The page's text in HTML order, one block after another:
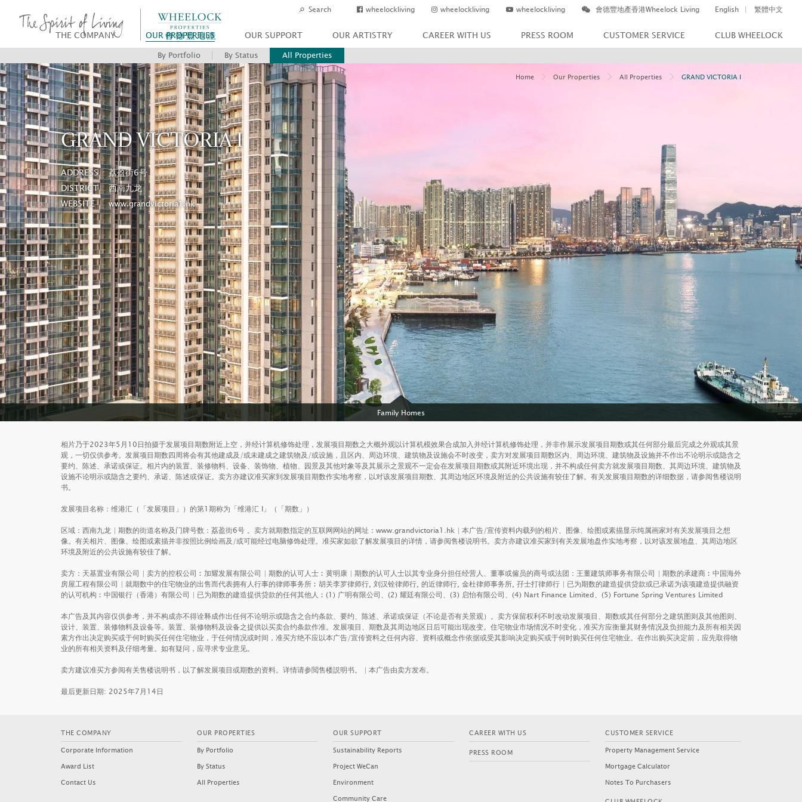
wheelockliving wheelockliving wheelockliving 會德豐地產香港Wheelock Living English 繁體中文
THE COMPANY OUR PROPERTIES
By Portfolio By Status All Properties
OUR SUPPORT OUR ARTISTRY CAREER WITH US PRESS ROOM CUSTOMER SERVICE CLUB WHEELOCK
Home Our Properties All Properties GRAND VICTORIA I
GRAND VICTORIA I
ADDRESS
荔盈街6号
DISTRICT
西南九龙
WEBSITE
www.grandvictoria1.hk
Family Homes
FAMILY HOMES
Only in the warmth of family can one define what is truly valuable.
(PHASE 6A - MONT BLUE)
相片乃于2023年5月10日拍摄于发展项目期数附近上空，并经计算机修饰处理，发展项目期数之大概外观以计算机模效果合成加入并经计算机修饰处理，并非作展示发展项目期数或其任何部分最后完成之外观或其景
观，一切仅供参考。发展项目期数四周将会有其他建成及/或未建成之建筑物及/或设施，且区内、周边环境、建筑物及设施会不时改变，卖方对发展项目期数区内、周边环境、建筑物及设施并不作出不论明示或隐含之
要约、陈述、承诺或保证。相片内的装置、装修物料、设备、装饰物、植物、园景及其他对象等及其展示之景观不一定会在发展项目期数或其附近环境出现，并不构成任何卖方就发展项目期数、其周边环境、建筑物及
设施不论明示或隐含之要约、承诺、陈述或保证。卖方亦建议准买家到发展项目期数作实地考察，以对该发展项目期数、其周边地区环境及附近的公共设施有较佳了解。有关发展项目期数的详细数据，请参阅售楼说明
书。
发展项目名称：维港汇（「发展项目」）的第1期称为「维港汇 I」（「期数」）
区域：西南九龙 | 期数的街道名称及门牌号数：荔盈街6号 。卖方就期数指定的互联网网站的网址：www.grandvictoria1.hk | 本广告/宣传资料内载列的相片、图像、绘图或素描显示纯属画家对有关发展项目之想
像。有关相片、图像、绘图或素描并非按照比例绘画及/或可能经过电脑修饰处理。准买家如欲了解发展项目的详情，请参阅售楼说明书。卖方亦建议准买家到有关发展地盘作实地考察，以对该发展地盘、其周边地区
环境及附近的公共设施有较佳了解。
卖方：天基置业有限公司 | 卖方的控权公司︰加耀发展有限公司 | 期数的认可人士︰黄明康 | 期数的认可人士以其专业身分担任经营人、董事或僱员的商号或法团：王董建筑师事务有限公司 | 期数的承建商︰中国海外
房屋工程有限公司 | 就期数中的住宅物业的出售而代表拥有人行事的律师事务所︰胡关李罗律师行, 刘汉铨律师行, 的近律师行, 金杜律师事务所, 孖士打律师行 | 已为期数的建造提供贷款或已承诺为该项建造提供融资
的认可机构︰中国银行（香港）有限公司 | 已为期数的建造提供贷款的任何其他人︰(1) 广明有限公司、(2) 耀廷有限公司、(3) 启怡有限公司、(4) Nart Finance Limited、(5) Fortune Spring Ventures Limited
本广告及其内容仅供参考，并不构成亦不得诠释成作出任何不论明示或隐含之合约条款、要约、陈述、承诺或保证（不论是否有关景观）。卖方保留权利不时改动发展项目、期数或其任何部分之建筑图则及其他图则、
设计、装置、装修物料及设备等。装置、装修物料及设备之提供以买卖合约条款作准。发展项目、期数及其周边地区日后可能出现改变。住宅物业市场情况不时变化，准买方应衡量其财务情况及负担能力及所有相关因
素方作出决定购买或于何时购买任何住宅物业，于任何情况或时间，准买方绝不应以本广告/宣传资料之任何内容、资料或概念作依据或受其影响决定购买或于何时购买任何住宅物业。在作出购买决定前，应先取得物
业的所有相关资料及仔细考量。如有疑问，应寻求专业意见。
卖方建议准买方参阅有关售楼说明书，以了解发展项目或期数的资料。详情请参閲售楼説明书。 | 本广告由卖方发布。
最后更新日期: 2025年7月14日
THE COMPANY
Corporate Information
Award List
Contact Us
OUR PROPERTIES
By Portfolio
By Status
All Properties
OUR SUPPORT
Sustainability Reports
Project WeCan
Environment
Community Care
CAREER WITH US
PRESS ROOM
CUSTOMER SERVICE
Property Management Service
Mortgage Calculator
Notes To Purchasers